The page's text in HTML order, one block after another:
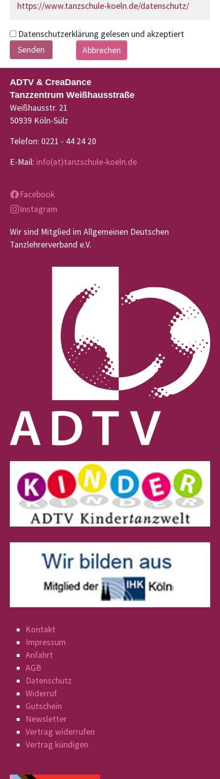
https://www.tanzschule-koeln.de/datenschutz/
Datenschutzerklärung gelesen und akzeptiert
Abbrechen
ADTV & CreaDance
Tanzzentrum Weißhausstraße
Weißhausstr. 21
50939 Köln-Sülz
Telefon: 0221 - 44 24 20
E-Mail: info(at)tanzschule-koeln.de
Facebook
Instagram
Wir sind Mitglied im Allgemeinen Deutschen
Tanzlehrerverband e.V.
Kontakt
Impressum
Anfahrt
AGB
Datenschutz
Widerruf
Gutschein
Newsletter
Vertrag widerrufen
Vertrag kündigen